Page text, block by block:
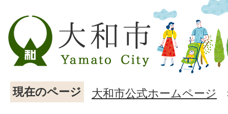
現在のページ 大和市公式ホームページ